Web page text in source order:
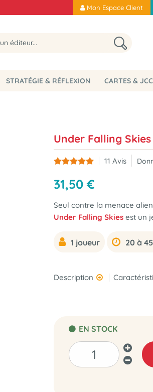
Mon Espace Client
STRATÉGIE & RÉFLEXION CARTES & JCC
Under Falling Skies
11 Avis
31,50 €
Seul contre la menace
Under Falling Skies est un
1 joueur 20 à
Description
EN STOCK